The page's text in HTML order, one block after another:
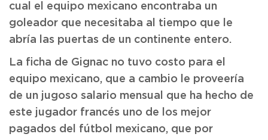
cual el equipo mexicano encontraba un
goleador que necesitaba al tiempo que le
abría las puertas de un continente entero.
La ficha de Gignac no tuvo costo para el
equipo mexicano, que a cambio le proveería
de un jugoso salario mensual que ha hecho de
este jugador francés uno de los mejor
pagados del fútbol mexicano, que por